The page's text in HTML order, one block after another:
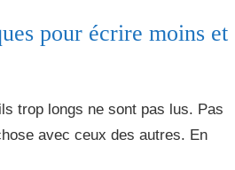
pour écrire moins et
trop longs ne sont pas lus. Pas
avec ceux des autres. En